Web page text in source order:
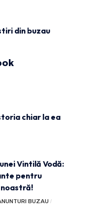
din buzau
chiar la ea
Vintilă Vodă:
pentru
BUZAU